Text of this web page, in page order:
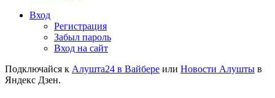
Вход
Регистрация
Забыл пароль
Вход на сайт
Подключайся к Алушта24 в Вайбере или Новости Алушты в
Яндекс Дзен.